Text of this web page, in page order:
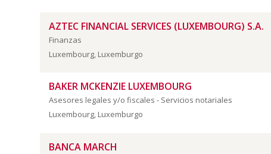
AZTEC FINANCIAL SERVICES (LUXEMBOURG) S.A.
Finanzas
Luxembourg, Luxemburgo
BAKER MCKENZIE LUXEMBOURG
Asesores legales y/o fiscales - Servicios notariales
Luxembourg, Luxemburgo
BANCA MARCH